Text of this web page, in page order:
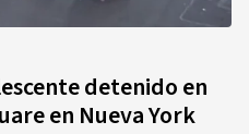
detenido en
en Nueva York